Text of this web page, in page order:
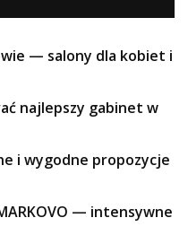
— salony dla kobiet i
najlepszy gabinet w
i wygodne propozycje
— intensywne